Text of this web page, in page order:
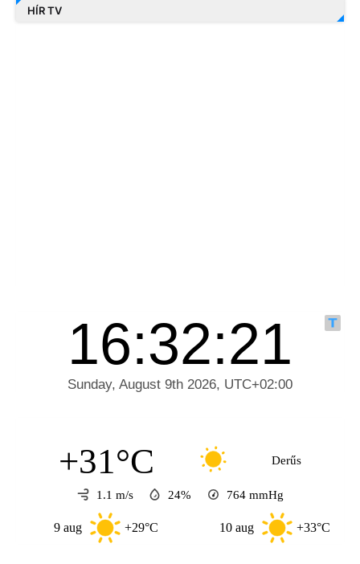
HÍR TV
+31°C Derűs
1.1 m/s 24% 764 mmHg
+29°C +33°C